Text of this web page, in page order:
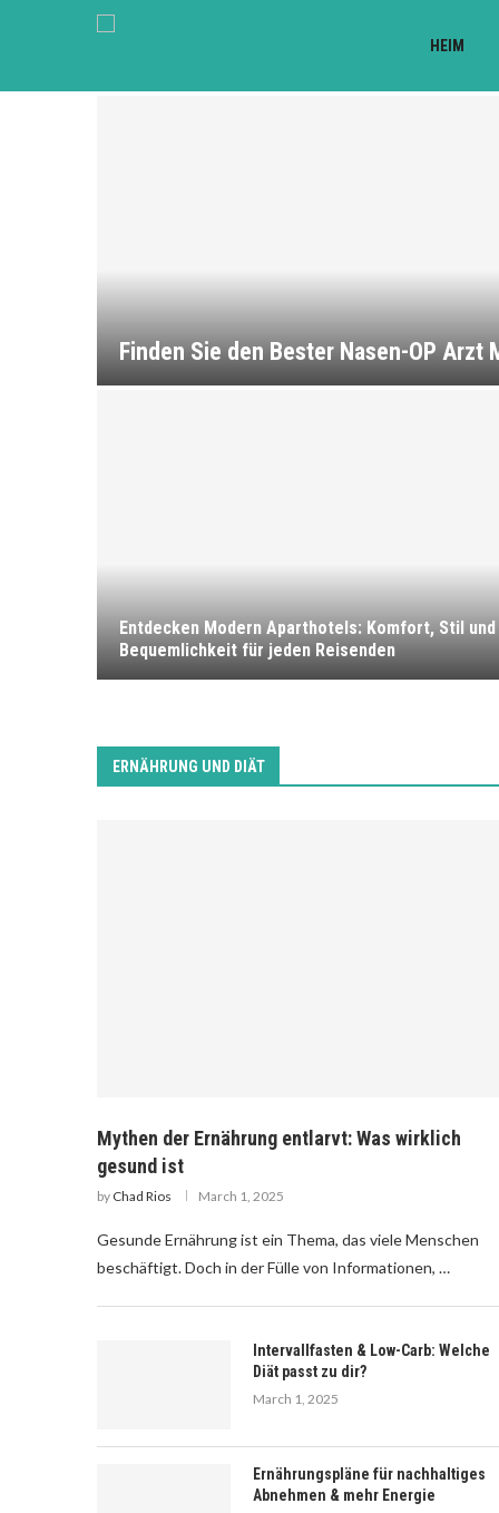
HEIM
Finden Sie den Bester Nasen-OP
Entdecken Modern Aparthotels: Komfort, Stil und
Bequemlichkeit für jeden Reisenden
ERNÄHRUNG UND DIÄT
Mythen der Ernährung entlarvt: Was wirklich
gesund ist
by Chad Rios March 1, 2025
Gesunde Ernährung ist ein Thema, das viele Menschen
beschäftigt. Doch in der Fülle von Informationen, …
Intervallfasten & Low-Carb: Welche
Diät passt zu dir?
March 1, 2025
Ernährungspläne für nachhaltiges
Abnehmen & mehr Energie